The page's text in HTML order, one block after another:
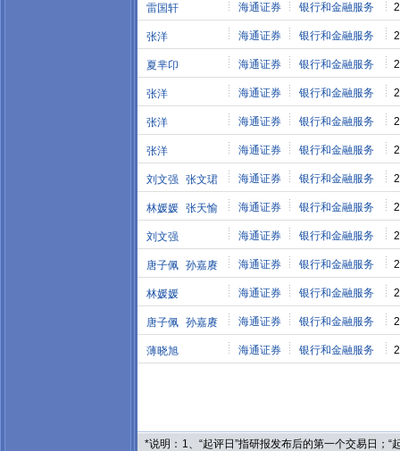
雷国轩 海通证券 银行和金融服务
张洋 海通证券 银行和金融服务
夏芈卬 海通证券 银行和金融服务
张洋 海通证券 银行和金融服务
张洋 海通证券 银行和金融服务
张洋 海通证券 银行和金融服务
刘文强 张文珺 海通证券 银行和金融服务
林媛媛 张天愉 海通证券 银行和金融服务
刘文强 海通证券 银行和金融服务
唐子佩 孙嘉赓 海通证券 银行和金融服务
林媛媛 海通证券 银行和金融服务
唐子佩 孙嘉赓 海通证券 银行和金融服务
薄晓旭 海通证券 银行和金融服务
*说明： 1、“起评日”指研报发布后的第一个交易日；